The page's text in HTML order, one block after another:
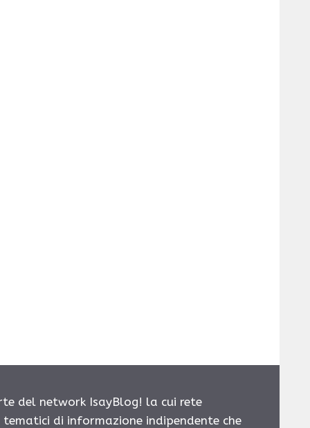
del network IsayBlog! la cui rete
di informazione indipendente che